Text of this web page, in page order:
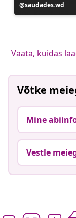
Postitus
avaldatud
saudades.wd
Vaata, kuidas
Võtke
Mine
Vestle